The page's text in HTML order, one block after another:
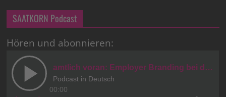
SAATKORN Podcast
Hören und abonnieren: